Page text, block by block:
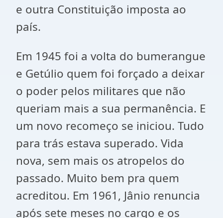
e outra Constituição imposta ao
país.
Em 1945 foi a volta do bumerangue
e Getúlio quem foi forçado a deixar
o poder pelos militares que não
queriam mais a sua permanência. E
um novo recomeço se iniciou. Tudo
para trás estava superado. Vida
nova, sem mais os atropelos do
passado. Muito bem pra quem
acreditou. Em 1961, Jânio renuncia
após sete meses no cargo e os